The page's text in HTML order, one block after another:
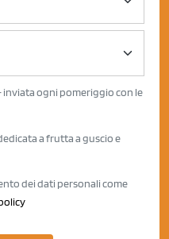
ogni pomeriggio con le
a frutta a guscio e
dei dati personali come